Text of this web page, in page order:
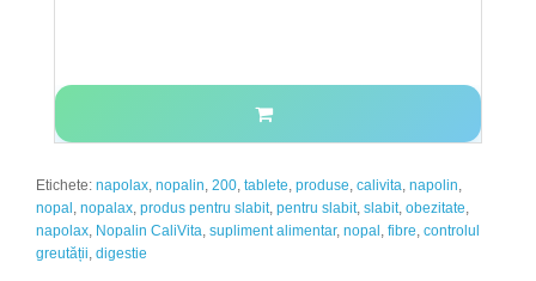
Etichete: napolax, nopalin, 200, tablete, produse, calivita, napolin,
nopal , nopalax, produs pentru slabit, pentru slabit, slabit, obezitate,
napolax, Nopalin CaliVita, supliment alimentar, nopal , fibre, controlul
greutății, digestie